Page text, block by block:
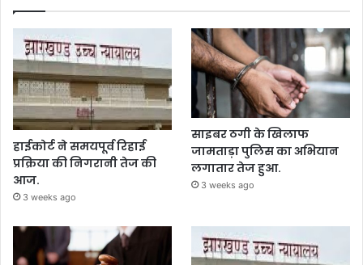
हाईकोर्ट ने समयपूर्व रिहाई
प्रक्रिया की निगरानी तेज की
आज.
3 weeks ago
साइबर ठगी के खिलाफ
जामताड़ा पुलिस का अभियान
लगातार तेज हुआ.
3 weeks ago